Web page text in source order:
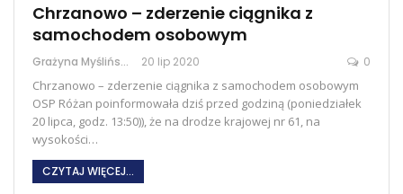
Chrzanowo – zderzenie ciągnika z
samochodem osobowym
Grażyna Myślińska 20 lip 2020 0
Chrzanowo – zderzenie ciągnika z samochodem osobowym
OSP Różan poinformowała dziś przed godziną (poniedziałek
20 lipca, godz. 13:50)), że na drodze krajowej nr 61, na
wysokości…
CZYTAJ WIĘCEJ...